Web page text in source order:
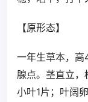
【原形态】
一年生草本，
腺点。茎直立
小叶1片；叶阔